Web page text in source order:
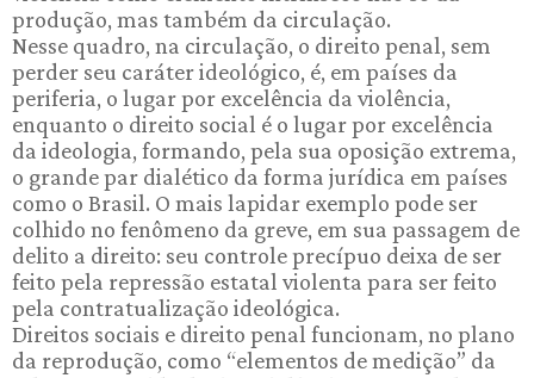
produção, mas também da circulação.
Nesse quadro, na circulação, o direito penal, sem
perder seu caráter ideológico, é, em países da
periferia, o lugar por excelência da violência,
enquanto o direito social é o lugar por excelência
da ideologia, formando, pela sua oposição extrema,
o grande par dialético da forma jurídica em países
como o Brasil. O mais lapidar exemplo pode ser
colhido no fenômeno da greve, em sua passagem de
delito a direito: seu controle precípuo deixa de ser
feito pela repressão estatal violenta para ser feito
pela contratualização ideológica.
Direitos sociais e direito penal funcionam, no plano
da reprodução, como “elementos de medição” da